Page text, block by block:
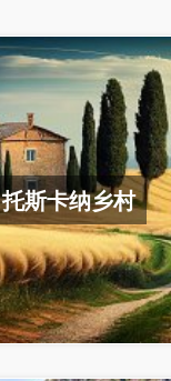
托斯卡纳乡村